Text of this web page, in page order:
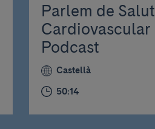
Parlem de Salut
Cardiovascular |
Podcast
Castellà
50:14